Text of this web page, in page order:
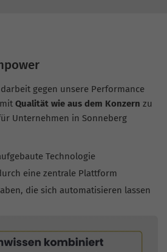
gegen unsere Performance
Qualität wie aus dem Konzern zu
Unternehmen in Sonneberg
Technologie
eine zentrale Plattform
die sich automatisieren lassen